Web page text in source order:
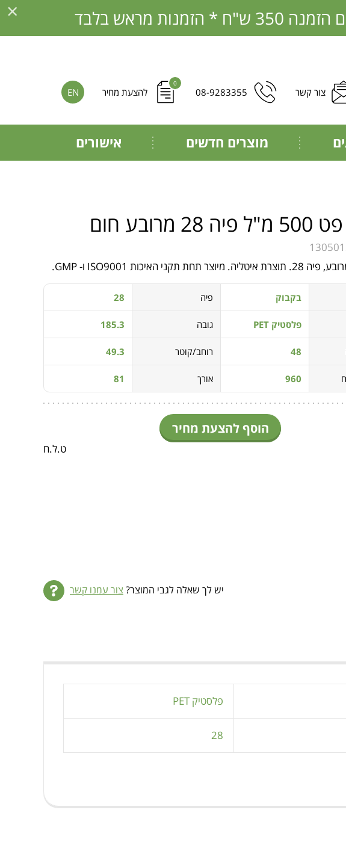
תפריט נגישות
× מראש בלבד
צור קשר 08-9283355
0
להצעת מחיר EN
מוצרים חדשים אישורים
חום
בקבוק פיה 28
פלסטיק PET גובה 185.3
48 רוחב/קוטר 49.3
960 אורך 81
הוסף להצעת מחיר
ט.ל.ח
יש לך שאלה לגבי המוצר? צור עמנו קשר
פלסטיק PET
28